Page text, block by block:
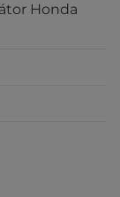
Honda